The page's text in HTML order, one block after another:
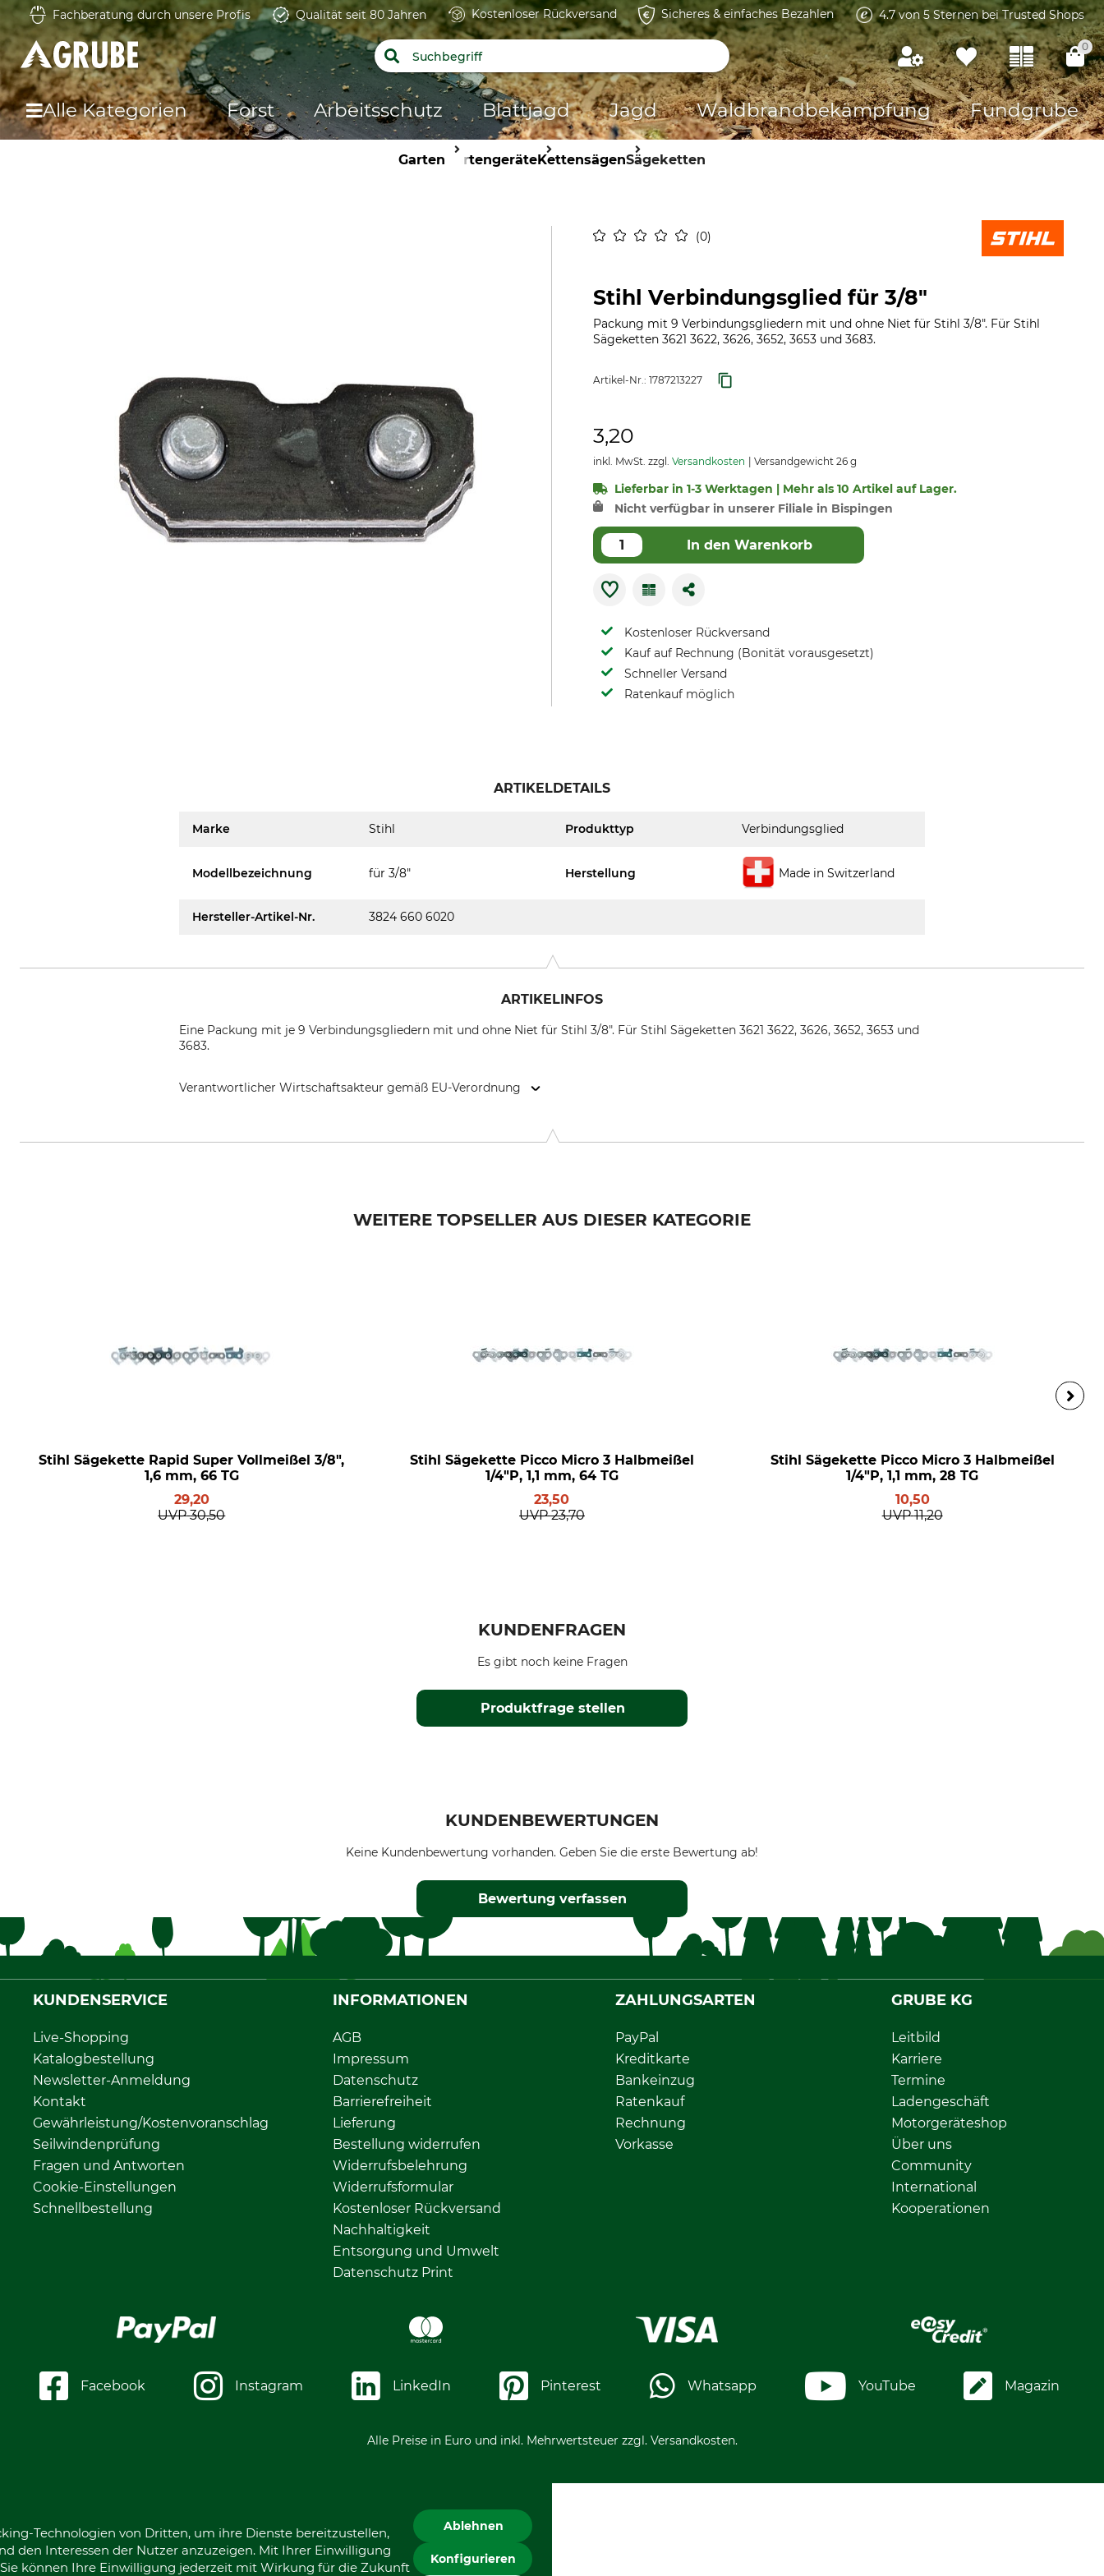
Fachberatung durch unsere Profis Qualität seit 80 Jahren Kostenloser Rückversand Sicheres & einfaches Bezahlen 4.7 von 5 Sternen bei Trusted Shops
0
Alle Kategorien Forst Arbeitsschutz Blattjagd Jagd Waldbrandbekämpfung Fundgrube
Garten GartengeräteKettensägenSägeketten
0
Stihl Verbindungsglied für 3/8"
Packung mit 9 Verbindungsgliedern mit und ohne Niet für Stihl 3/8". Für Stihl
Sägeketten 3621 3622, 3626, 3652, 3653 und 3683.
Artikel-Nr.: 1787213227
3,20
inkl. MwSt. zzgl. Versandkosten Versandgewicht 26 g
Lieferbar in 1-3 Werktagen | Mehr als 10 Artikel auf Lager.
Nicht verfügbar in unserer Filiale in Bispingen
In den Warenkorb
Kostenloser Rückversand
Kauf auf Rechnung (Bonität vorausgesetzt)
Schneller Versand
Ratenkauf möglich
ARTIKELDETAILS
Marke Stihl Produkttyp Verbindungsglied
Modellbezeichnung für 3/8" Herstellung Made in Switzerland
Hersteller-Artikel-Nr. 3824 660 6020
ARTIKELINFOS
Eine Packung mit je 9 Verbindungsgliedern mit und ohne Niet für Stihl 3/8". Für Stihl Sägeketten 3621 3622, 3626, 3652, 3653 und
3683.
Verantwortlicher Wirtschaftsakteur gemäß EU-Verordnung
WEITERE TOPSELLER AUS DIESER KATEGORIE
Stihl Sägekette Rapid Super Vollmeißel 3/8",
1,6 mm, 66 TG
29,20
UVP 30,50
Stihl Sägekette Picco Micro 3 Halbmeißel
1/4"P, 1,1 mm, 64 TG
23,50
UVP 23,70
Stihl Sägekette Picco Micro 3 Halbmeißel
1/4"P, 1,1 mm, 28 TG
10,50
UVP 11,20
KUNDENFRAGEN
Produktfrage stellen
Es gibt noch keine Fragen
KUNDENBEWERTUNGEN
Keine Kundenbewertung vorhanden. Geben Sie die erste Bewertung ab!
Bewertung verfassen
KUNDENSERVICE
Live-Shopping
Katalogbestellung
Newsletter-Anmeldung
Kontakt
Gewährleistung/Kostenvoranschlag
Seilwindenprüfung
Fragen und Antworten
Cookie-Einstellungen
Schnellbestellung
INFORMATIONEN
AGB
Impressum
Datenschutz
Barrierefreiheit
Lieferung
Bestellung widerrufen
Widerrufsbelehrung
Widerrufsformular
Kostenloser Rückversand
Nachhaltigkeit
Entsorgung und Umwelt
Datenschutz Print
ZAHLUNGSARTEN
PayPal
Kreditkarte
Bankeinzug
Ratenkauf
Rechnung
Vorkasse
GRUBE KG
Leitbild
Karriere
Termine
Ladengeschäft
Motorgeräteshop
Über uns
Community
International
Kooperationen
Facebook Instagram LinkedIn Pinterest Whatsapp YouTube Magazin
Alle Preise in Euro und inkl. Mehrwertsteuer zzgl. Versandkosten.
Technologien von Dritten, um ihre Dienste bereitzustellen,
den Interessen der Nutzer anzuzeigen. Mit Ihrer Einwilligung
können Ihre Einwilligung jederzeit mit Wirkung für die Zukunft
Ablehnen
Konfigurieren